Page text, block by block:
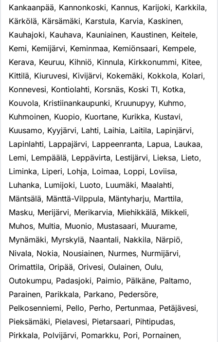
Kankaanpää, Kannonkoski, Kannus, Karijoki, Karkkila,
Kärkölä, Kärsämäki, Karstula, Karvia, Kaskinen,
Kauhajoki, Kauhava, Kauniainen, Kaustinen, Keitele,
Kemi, Kemijärvi, Keminmaa, Kemiönsaari, Kempele,
Kerava, Keuruu, Kihniö, Kinnula, Kirkkonummi, Kitee,
Kittilä, Kiuruvesi, Kivijärvi, Kokemäki, Kokkola, Kolari,
Konnevesi, Kontiolahti, Korsnäs, Koski Tl, Kotka,
Kouvola, Kristiinankaupunki, Kruunupyy, Kuhmo,
Kuhmoinen, Kuopio, Kuortane, Kurikka, Kustavi,
Kuusamo, Kyyjärvi, Lahti, Laihia, Laitila, Lapinjärvi,
Lapinlahti, Lappajärvi, Lappeenranta, Lapua, Laukaa,
Lemi, Lempäälä, Leppävirta, Lestijärvi, Lieksa, Lieto,
Liminka, Liperi, Lohja, Loimaa, Loppi, Loviisa,
Luhanka, Lumijoki, Luoto, Luumäki, Maalahti,
Mäntsälä, Mänttä-Vilppula, Mäntyharju, Marttila,
Masku, Merijärvi, Merikarvia, Miehikkälä, Mikkeli,
Muhos, Multia, Muonio, Mustasaari, Muurame,
Mynämäki, Myrskylä, Naantali, Nakkila, Närpiö,
Nivala, Nokia, Nousiainen, Nurmes, Nurmijärvi,
Orimattila, Oripää, Orivesi, Oulainen, Oulu,
Outokumpu, Padasjoki, Paimio, Pälkäne, Paltamo,
Parainen, Parikkala, Parkano, Pedersöre,
Pelkosenniemi, Pello, Perho, Pertunmaa, Petäjävesi,
Pieksämäki, Pielavesi, Pietarsaari, Pihtipudas,
Pirkkala, Polvijärvi, Pomarkku, Pori, Pornainen,